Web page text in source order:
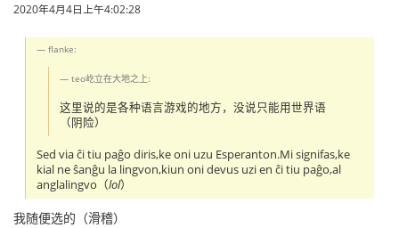
2020年4月4日上午4:02:28
flanke:
teo屹立在大地之上:
这里说的是各种语言游戏的地方，没说只能用世界语
（阴险）
Sed via ĉi tiu paĝo diris,ke oni uzu Esperanton.Mi signifas,ke
kial ne ŝanĝu la lingvon,kiun oni devus uzi en ĉi tiu paĝo,al
anglalingvo（lol）
我随便选的（滑稽）